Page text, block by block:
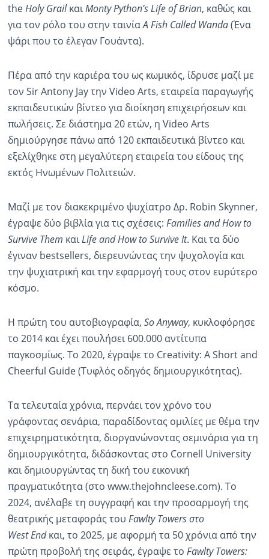
theHoly Grail καιMonty Python’s LifeofBrian, καθώς και
για τον ρόλο του στην ταινίαA Fish Called Wanda(Ένα
ψάρι που το έλεγαν Γουάντα).
Πέρα από την καριέρα του ως κωμικός, ίδρυσε μαζί με
τον Sir Antony Jay την Video Arts, εταιρεία παραγωγής
εκπαιδευτικών βίντεο για διοίκηση επιχειρήσεων και
πωλήσεις. Σε διάστημα 20 ετών, η Video Arts
δημιούργησε πάνω από 120 εκπαιδευτικά βίντεο και
εξελίχθηκε στη μεγαλύτερη εταιρεία του είδους της
εκτός Ηνωμένων Πολιτειών.
Μαζί με τον διακεκριμένο ψυχίατρο Δρ. Robin Skynner,
έγραψε δύο βιβλία για τις σχέσεις: Families and How to
Survive Them καιLife and How to Survive It. Και τα δύο
έγιναν bestsellers, διερευνώντας την ψυχολογία και
την ψυχιατρική και την εφαρμογή τους στον ευρύτερο
κόσμο.
Η πρώτη του αυτοβιογραφία, SoAnyway, κυκλοφόρησε
το 2014 και έχει πουλήσει 600.000 αντίτυπα
παγκοσμίως. Το 2020, έγραψε το Creativity: A Short and
Cheerful Guide (Τυφλός οδηγός δημιουργικότητας).
Τα τελευταία χρόνια, περνάει τον χρόνο του
γράφοντας σενάρια, παραδίδοντας ομιλίες με θέμα την
επιχειρηματικότητα, διοργανώνοντας σεμινάρια για τη
δημιουργικότητα, διδάσκοντας στο Cornell University
και δημιουργώντας τη δική του εικονική
πραγματικότητα (στο www.thejohncleese.com). Το
2024, ανέλαβε τη συγγραφή και την προσαρμογή της
θεατρικής μεταφοράς του Fawlty Towersστο
West Endκαι, το 2025, με αφορμή τα 50 χρόνια από την
πρώτη προβολή της σειράς, έγραψε το Fawlty Towers: